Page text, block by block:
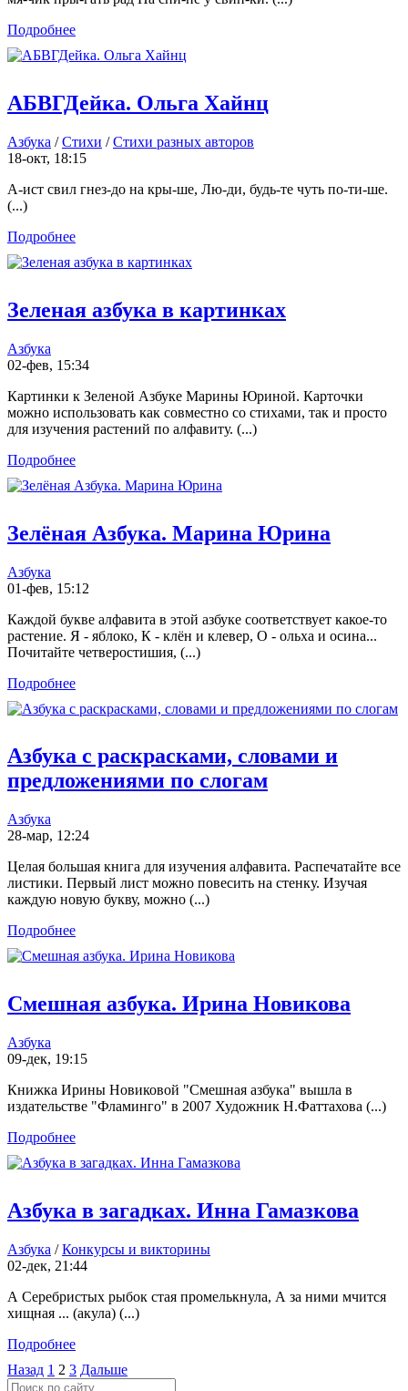
Подробнее
АБВГДейка. Ольга Хайнц
Азбука /Стихи /Стихи разных авторов
18-окт, 18:15
А-ист свил гнез-до на кры-ше, Лю-ди, будь-те чуть по-ти-ше.
(...)
Подробнее
Зеленая азбука в картинках
Азбука
02-фев, 15:34
Картинки к Зеленой Азбуке Марины Юриной. Карточки
можно использовать как совместно со стихами, так и просто
для изучения растений по алфавиту. (...)
Подробнее
Зелёная Азбука. Марина Юрина
Азбука
01-фев, 15:12
Каждой букве алфавита в этой азбуке соответствует какое-то
растение. Я - яблоко, К - клён и клевер, О - ольха и осина...
Почитайте четверостишия, (...)
Подробнее
Азбука с раскрасками, словами и
предложениями по слогам
Азбука
28-мар, 12:24
Целая большая книга для изучения алфавита. Распечатайте все
листики. Первый лист можно повесить на стенку. Изучая
каждую новую букву, можно (...)
Подробнее
Смешная азбука. Ирина Новикова
Азбука
09-дек, 19:15
Книжка Ирины Новиковой "Смешная азбука" вышла в
издательстве "Фламинго" в 2007 Художник Н.Фаттахова (...)
Подробнее
Азбука в загадках. Инна Гамазкова
Азбука /Конкурсы и викторины
02-дек, 21:44
А Серебристых рыбок стая промелькнула, А за ними мчится
хищная ... (акула) (...)
Подробнее
Назад 1 2 3 Дальше